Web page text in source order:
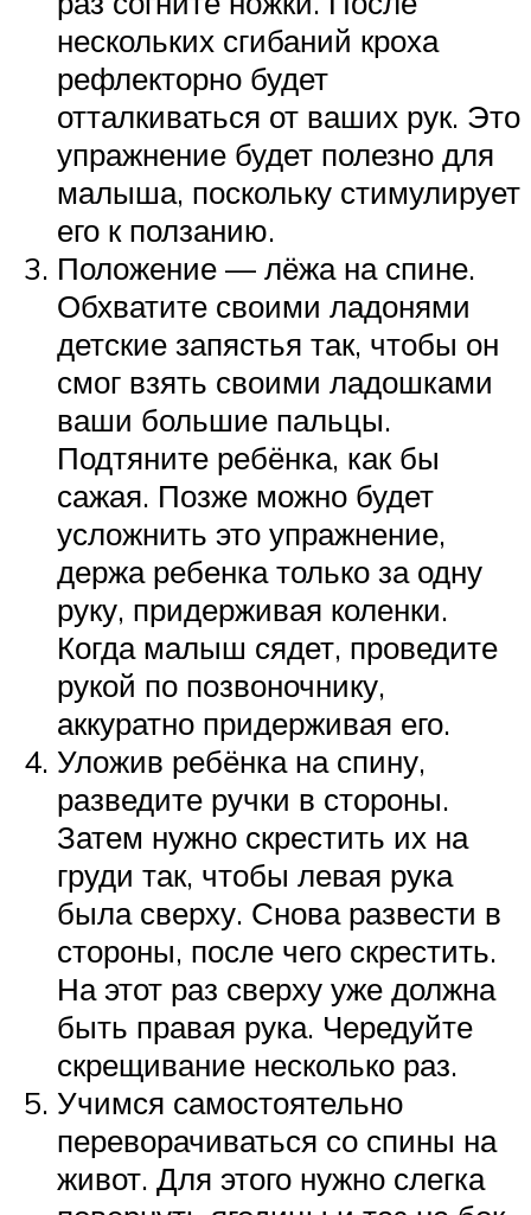
нескольких сгибаний кроха
рефлекторно будет
отталкиваться от ваших рук. Это
упражнение будет полезно для
малыша, поскольку стимулирует
его к ползанию.
Положение — лёжа на спине.
Обхватите своими ладонями
детские запястья так, чтобы он
смог взять своими ладошками
ваши большие пальцы.
Подтяните ребёнка, как бы
сажая. Позже можно будет
усложнить это упражнение,
держа ребенка только за одну
руку, придерживая коленки.
Когда малыш сядет, проведите
рукой по позвоночнику,
аккуратно придерживая его.
Уложив ребёнка на спину,
разведите ручки в стороны.
Затем нужно скрестить их на
груди так, чтобы левая рука
была сверху. Снова развести в
стороны, после чего скрестить.
На этот раз сверху уже должна
быть правая рука. Чередуйте
скрещивание несколько раз.
Учимся самостоятельно
переворачиваться со спины на
живот. Для этого нужно слегка